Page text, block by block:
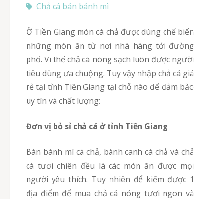
Chả cá bán bánh mì
Ở Tiền Giang món cá chả được dùng chế biến
những món ăn từ nơi nhà hàng tới đường
phố. Vì thế chả cá nóng sạch luôn được người
tiêu dùng ưa chuộng. Tuy vậy nhập chả cá giá
rẻ tại tỉnh Tiền Giang tại chỗ nào để đảm bảo
uy tín và chất lượng:
Đơn vị bỏ sỉ chả cá ở tỉnh Tiền Giang
Bán bánh mì cá chả, bánh canh cá chả và chả
cá tươi chiên đều là các món ăn được mọi
người yêu thích. Tuy nhiên để kiếm được 1
địa điểm để mua chả cá nóng tươi ngon và